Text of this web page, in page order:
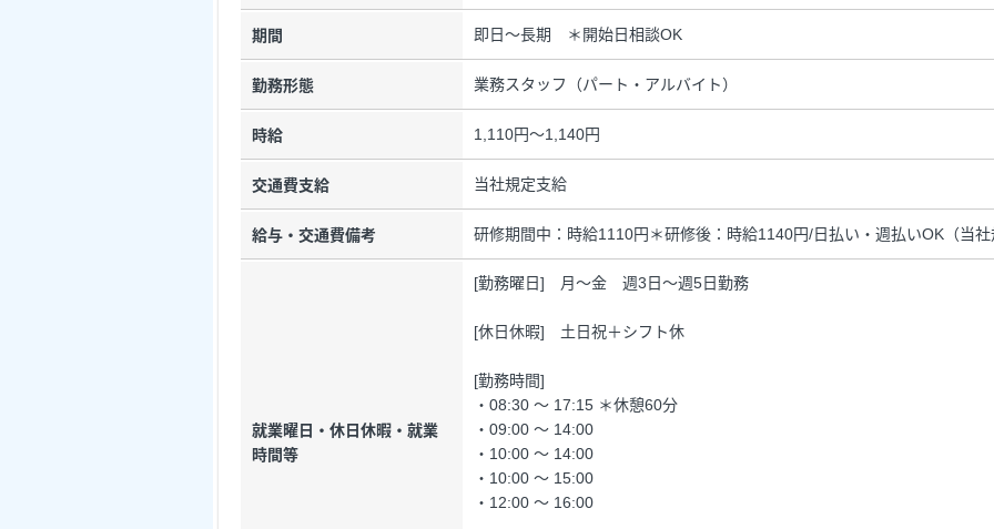
期間 即日～長期 ＊開始日相談OK
勤務形態 業務スタッフ（パート・アルバイト）
時給 1,110円～1,140円
交通費支給 当社規定支給
給与・交通費備考 研修期間中：時給1110円＊研修後：時給1140円/日払い・週払いOK（当
就業曜日・休日休暇・就業
時間等
[勤務曜日] 月～金 週3日～週5日勤務
[休日休暇] 土日祝＋シフト休
[勤務時間]
・08:30 ～ 17:15 ＊休憩60分
・09:00 ～ 14:00
・10:00 ～ 14:00
・10:00 ～ 15:00
・12:00 ～ 16:00